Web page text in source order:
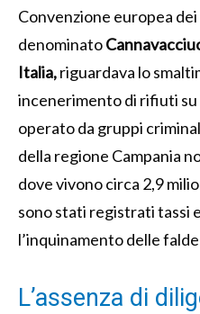
Convenzione europea
denominato
Italia,riguardava lo
incenerimento di rifiuti
operato da gruppi
della regione Campania
dove vivono circa 2,9
sono stati registrati tassi
l’inquinamento delle
L’assenza di